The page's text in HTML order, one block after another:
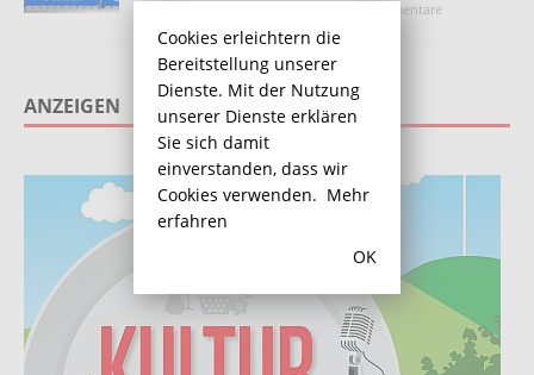
Kommentare
deaktiviert
ANZEIGEN
Cookies erleichtern die
Bereitstellung unserer
Dienste. Mit der Nutzung
unserer Dienste erklären
Sie sich damit
einverstanden, dass wir
Cookies verwenden. Mehr
erfahren
OK